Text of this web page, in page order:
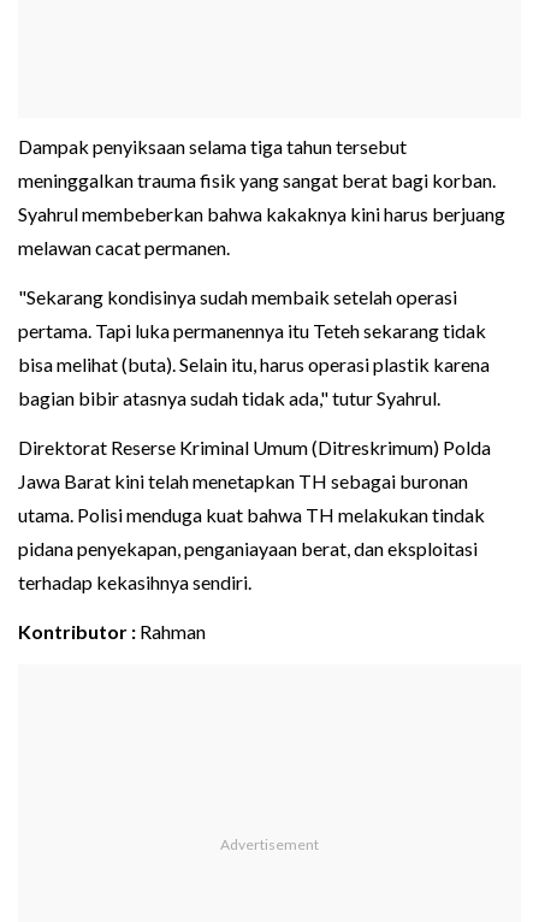
Dampak penyiksaan selama tiga tahun tersebut
meninggalkan trauma fisik yang sangat berat bagi korban.
Syahrul membeberkan bahwa kakaknya kini harus berjuang
melawan cacat permanen.
"Sekarang kondisinya sudah membaik setelah operasi
pertama. Tapi luka permanennya itu Teteh sekarang tidak
bisa melihat (buta). Selain itu, harus operasi plastik karena
bagian bibir atasnya sudah tidak ada," tutur Syahrul.
Direktorat Reserse Kriminal Umum (Ditreskrimum) Polda
Jawa Barat kini telah menetapkan TH sebagai buronan
utama. Polisi menduga kuat bahwa TH melakukan tindak
pidana penyekapan, penganiayaan berat, dan eksploitasi
terhadap kekasihnya sendiri.
Kontributor : Rahman